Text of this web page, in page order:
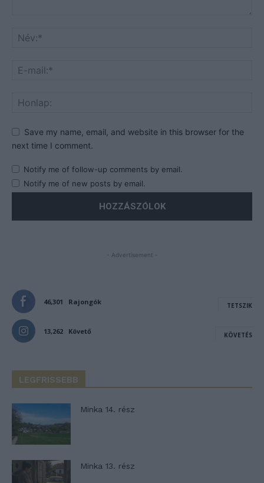
Save my name, email, and website in this browser for the
next time I comment.
Notify me of follow-up comments by email.
Notify me of new posts by email.
- Advertisement -
46,301 Rajongók TETSZIK
13,262 Követő KÖVETÉS
LEGFRISSEBB
Minka 14. rész
Minka 13. rész